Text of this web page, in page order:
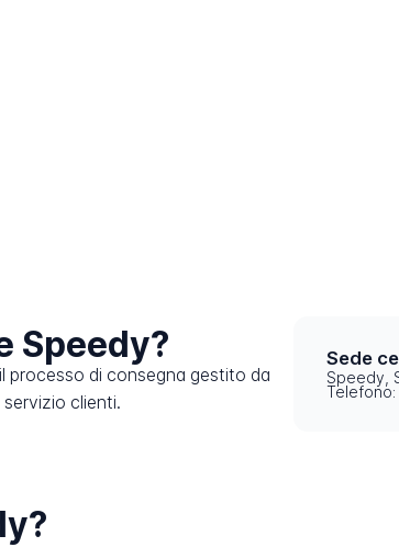
Speedy?
processo di consegna gestito da
clienti.
Sede
Speedy,
Telefono: